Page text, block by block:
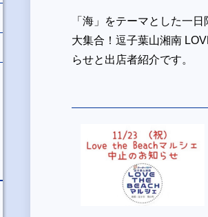
「海」をテーマとした一
大集合！逗子葉山湘南
らせと出店者紹介です。